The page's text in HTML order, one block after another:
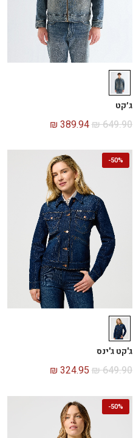
ג׳קט
₪649.90
₪ 389.94
50%
-
ג'קט ג'ינס
₪649.90
₪ 324.95
50%
-